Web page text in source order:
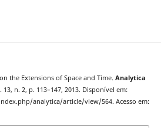
the Extensions of Space and Time. Analytica
13, n. 2, p. 113–147, 2013. Disponível em:
analytica/article/view/564. Acesso em: